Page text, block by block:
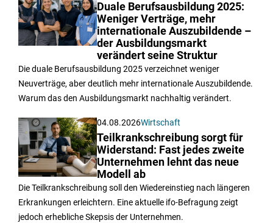
Duale Berufsausbildung 2025:
Weniger Verträge, mehr
internationale Auszubildende –
der Ausbildungsmarkt
verändert seine Struktur
Die duale Berufsausbildung 2025 verzeichnet weniger
Neuverträge, aber deutlich mehr internationale Auszubildende.
Warum das den Ausbildungsmarkt nachhaltig verändert.
04.08.2026Wirtschaft
Teilkrankschreibung sorgt für
Widerstand: Fast jedes zweite
Unternehmen lehnt das neue
Modell ab
Die Teilkrankschreibung soll den Wiedereinstieg nach längeren
Erkrankungen erleichtern. Eine aktuelle ifo-Befragung zeigt
jedoch erhebliche Skepsis der Unternehmen.